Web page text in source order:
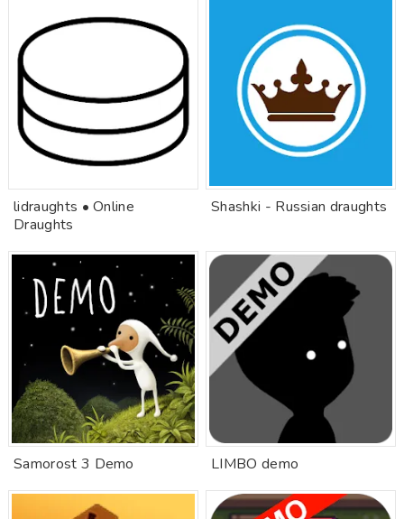
lidraughts • Online
Draughts
Shashki - Russian draughts
Samorost 3 Demo LIMBO demo